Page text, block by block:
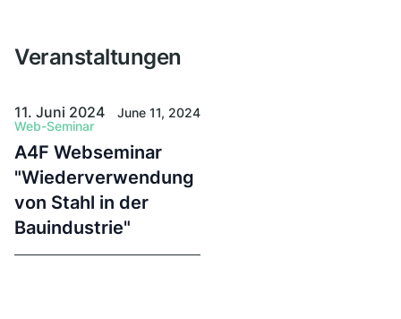
Veranstaltungen
11. Juni 2024
June 11, 2024
Web-Seminar
A4F Webseminar
"Wiederverwendung
von Stahl in der
Bauindustrie"